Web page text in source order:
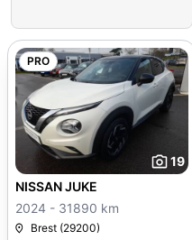
PRO
19
NISSAN JUKE
2024 - 31890 km
Brest (29200)